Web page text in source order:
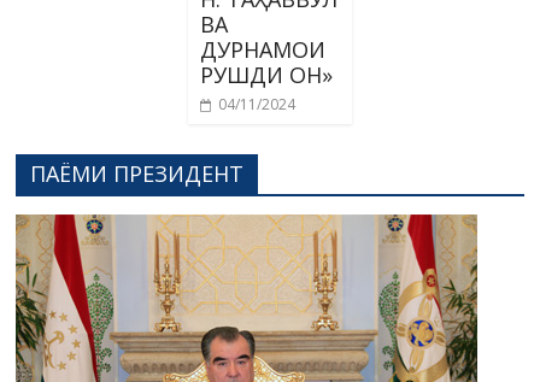
ВА
ДУРНАМОИ
РУШДИ ОН»
04/11/2024
ПАЁМИ ПРЕЗИДЕНТ